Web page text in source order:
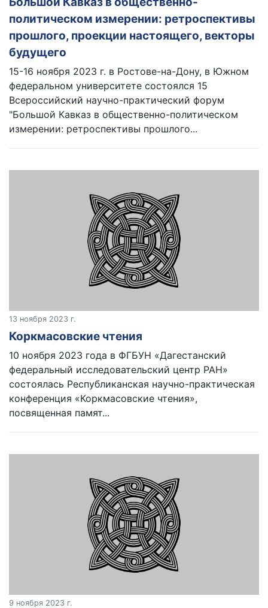
политическом измерении: ретроспективы
прошлого, проекции настоящего, векторы
будущего
15-16 ноября 2023 г. в Ростове-на-Дону, в Южном
федеральном университете состоялся 15
Всероссийский научно-практический форум
"Большой Кавказ в общественно-политическом
измерении: ретроспективы прошлого...
13 ноября 2023 г.
Коркмасовские чтения
10 ноября 2023 года в ФГБУН «Дагестанский
федеральный исследовательский центр РАН»
состоялась Республиканская научно-практическая
конференция «Коркмасовские чтения»,
посвященная памят...
9 ноября 2023 г.